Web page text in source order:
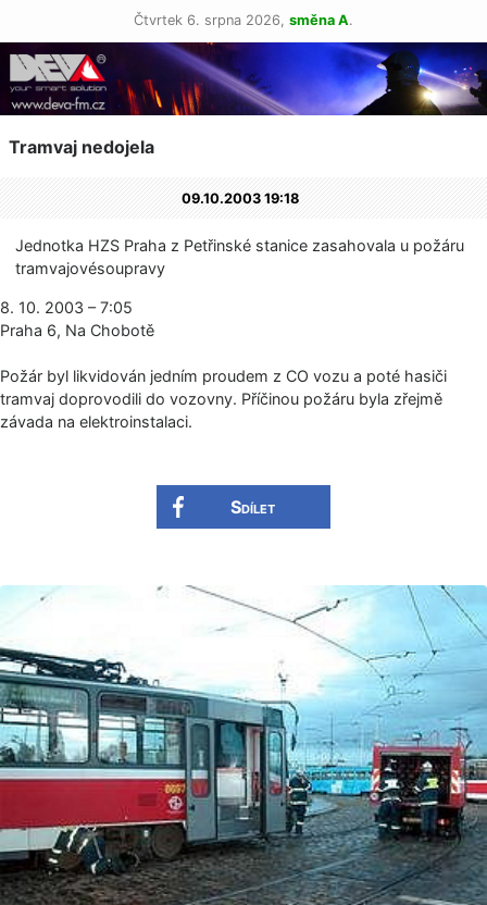
Čtvrtek 6. srpna 2026, směna A.
Tramvaj nedojela
09.10.2003 19:18
Jednotka HZS Praha z Petřinské stanice zasahovala u požáru
tramvajovésoupravy
8. 10. 2003 – 7:05
Praha 6, Na Chobotě
Požár byl likvidován jedním proudem z CO vozu a poté hasiči
tramvaj doprovodili do vozovny. Příčinou požáru byla zřejmě
závada na elektroinstalaci.
Sdílet